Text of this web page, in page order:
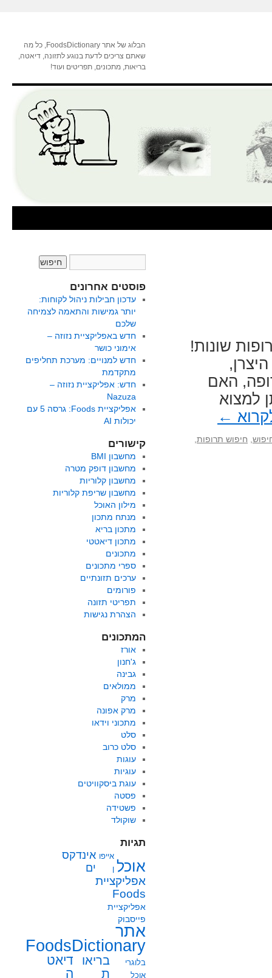
הבלוג של אתר FoodsDictionary, כל מה
שאתם צריכים לדעת בנוגע לתזונה, דיאטה,
בריאות, מתכונים, תפריטים ועוד!
תרופות עם מעל 3,000 תרופות שונות!
האם
למצוא
←
חיפוש תרופות
פוסטים אחרונים
עדכון חבילות ניהול לקוחות:
יותר גמישות והתאמה לצמיחה
שלכם
חדש באפליקציית נזוזה –
אימוני כושר
חדש למנויים: מערכת תחליפים
מתקדמת
חדש: אפליקציית נזוזה –
Nazuza
אפליקציית Foods: גרסה 5 עם
יכולות AI
קישורים
מחשבון BMI
מחשבון דופק מטרה
מחשבון קלוריות
מחשבון שריפת קלוריות
מילון האוכל
מנתח מתכון
מתכון בריא
מתכון דיאטטי
מתכונים
ספרי מתכונים
ערכים תזונתיים
פורומים
תפריטי תזונה
הצהרת נגישות
המתכונים
אורז
ג'חנון
גבינה
ממולאים
מרק
מרק אפונה
מתכוני וידאו
סלט
סלט כרוב
עוגות
עוגיות
עוגת ביסקוויטים
פסטה
פשטידה
שוקולד
תגיות
אוכל
אייפו
ן
אינדקס
ים
אפליקציית
Foods
אפליקציית
פייסבוק
אתר
FoodsDictionary
בלוגרי
אוכל
בריאו
ת
דיאט
ה